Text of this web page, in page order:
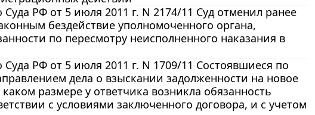
РФ от 5 июля 2011 г. N 2174/11 Суд отменил ранее
бездействие уполномоченного органа,
по пересмотру неисполненного наказания в
РФ от 5 июля 2011 г. N 1709/11 Состоявшиеся по
дела о взыскании задолженности на новое
размере у ответчика возникла обязанность
с условиями заключенного договора, и с учетом